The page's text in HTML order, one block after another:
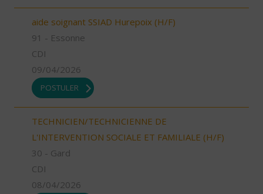
aide soignant SSIAD Hurepoix (H/F)
91 - Essonne
CDI
09/04/2026
POSTULER
TECHNICIEN/TECHNICIENNE DE
L'INTERVENTION SOCIALE ET FAMILIALE (H/F)
30 - Gard
CDI
08/04/2026